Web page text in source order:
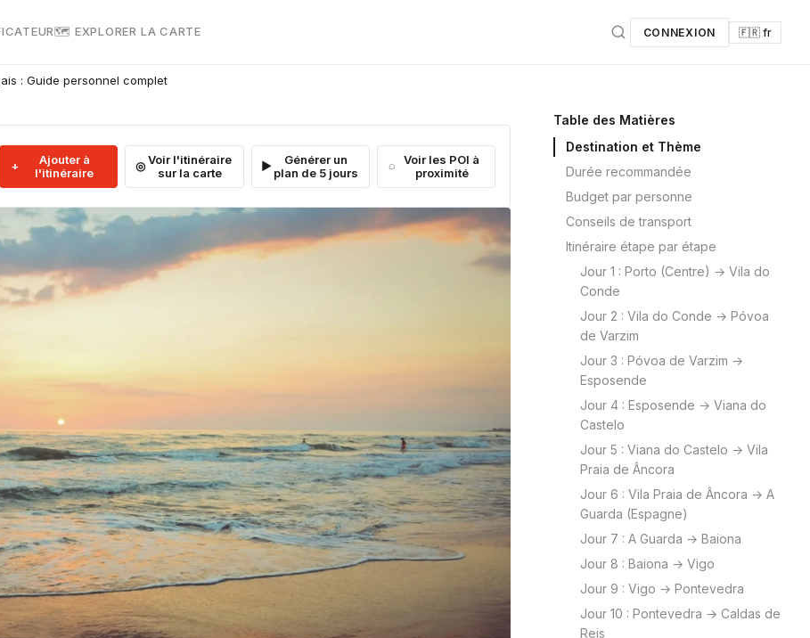
🗺 EXPLORER LA CARTE CONNEXION 🇫🇷 fr
: Guide personnel complet
Ajouter à
l'itinéraire
Voir l'itinéraire
sur la carte
Générer un
plan de 5 jours
Voir les POI à
proximité
Table des Matières
Destination et Thème
Durée recommandée
Budget par personne
Conseils de transport
Itinéraire étape par étape
Jour 1 : Porto (Centre) → Vila do
Conde
Jour 2 : Vila do Conde → Póvoa
de Varzim
Jour 3 : Póvoa de Varzim →
Esposende
Jour 4 : Esposende → Viana do
Castelo
Jour 5 : Viana do Castelo → Vila
Praia de Âncora
Jour 6 : Vila Praia de Âncora → A
Guarda (Espagne)
Jour 7 : A Guarda → Baiona
Jour 8 : Baiona → Vigo
Jour 9 : Vigo → Pontevedra
Jour 10 : Pontevedra → Caldas de
Reis